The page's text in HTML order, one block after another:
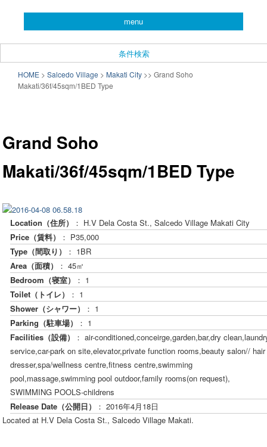
CONDO SEARCH in MAKATI.
フィリピン不動産検索サイト
「こんどマカティね！」
you can search almost condominiums around makati city. フィリピン経済の
中心地マカティ周辺の不動産投資情報です。
menu
条件検索
メインコンテンツへ移動
サブコンテンツへ移動
HOME > Salcedo Village > Makati City >> Grand Soho
Makati/36f/45sqm/1BED Type
Grand Soho
Makati/36f/45sqm/1BED Type
Location（住所）
： H.V Dela Costa St., Salcedo Village Makati City
Price（賃料）
： P35,000
Type（間取り）
： 1BR
Area（面積）
： 45㎡
Bedroom（寝室）
： 1
Toilet（トイレ）
： 1
Shower（シャワー）
： 1
Parking（駐車場）
： 1
Facilities（設備）
： air-conditioned,conceirge,garden,bar,dry
service,car-park on site,elevator,private function rooms,beauty salon// hair
dresser,spa/wellness centre,fitness centre,swimming
pool,massage,swimming pool outdoor,family rooms(on request),
SWIMMING POOLS-childrens
Release Date（公開日）
：2016年4月18日
Located at H.V Dela Costa St., Salcedo Village Makati.